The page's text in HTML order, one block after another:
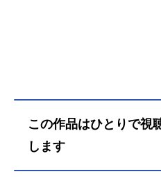
ザイン
美術監
この作品はひとりで視
します